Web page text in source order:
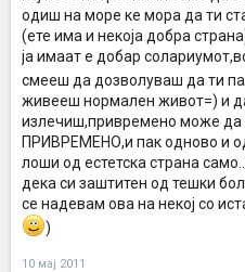
одиш на море ке мора да ти
(ете има и некоја добра
ја имаат е добар
смееш да дозволуваш да ти
живееш нормален живот=) и
излечиш,привремено може да
ПРИВРЕМЕНО,и пак одново и
лоши од естетска страна
дека си заштитен од тешки
се надевам ова на некој со
)
10 мај 2011